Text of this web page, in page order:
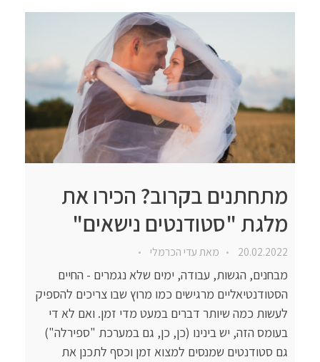
מתחתנים בקרוב? הכירו את
מלגת "סטודנטים נישאים"
20.02.2022 מאתעדי הכרמלי
מבחנים, הגשות, עבודה, ימים שלא נגמרים - החיים
הסטודנטיאליים מרגישים כמו מרוץ שבו צריכים להספיק
לעשות כמה שיותר דברים במעט מדי זמן. ואם לא די
בעומס הזה, יש בינינו (כן, כן, גם במערכת "ספירלה")
גם סטודנטים שמנסים למצוא זמן וכסף לתכנן את